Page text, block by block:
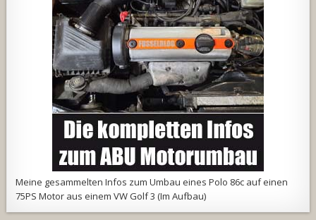
Meine gesammelten Infos zum Umbau eines Polo 86c auf einen
75PS Motor aus einem VW Golf 3 (Im Aufbau)